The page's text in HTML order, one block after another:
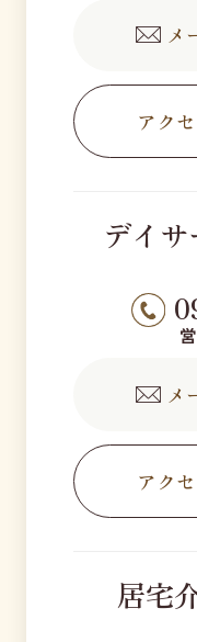
メ
アク
デイ
メ
アク
居宅